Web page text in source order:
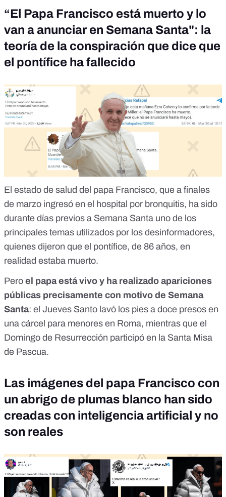
“El Papa Francisco está muerto y lo
van a anunciar en Semana Santa": la
teoría de la conspiración que dice que
el pontífice ha fallecido
El estado de salud del papa Francisco, que a finales
de marzo ingresó en el hospital por bronquitis, ha sido
durante días previos a Semana Santa uno de los
principales temas utilizados por los desinformadores,
quienes dijeron que el pontífice, de 86 años, en
realidad estaba muerto.
Pero el papa está vivo y ha realizado apariciones
públicas precisamente con motivo de Semana
Santa: el Jueves Santo lavó los pies a doce presos en
una cárcel para menores en Roma, mientras que el
Domingo de Resurrección participó en la Santa Misa
de Pascua.
Las imágenes del papa Francisco con
un abrigo de plumas blanco han sido
creadas con inteligencia artificial y no
son reales